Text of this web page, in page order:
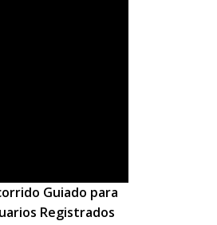
Guiado para
Registrados